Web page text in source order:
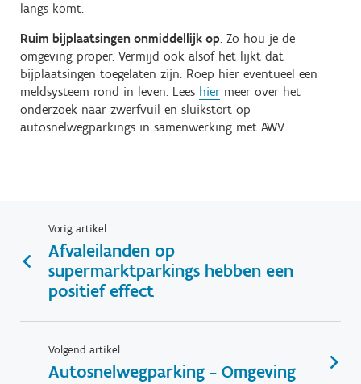
langs komt.
Ruim bijplaatsingen onmiddellijk op. Zo hou je de
omgeving proper. Vermijd ook alsof het lijkt dat
bijplaatsingen toegelaten zijn. Roep hier eventueel een
meldsysteem rond in leven. Lees hier meer over het
onderzoek naar zwerfvuil en sluikstort op
autosnelwegparkings in samenwerking met AWV
Vorig artikel
Afvaleilanden op
supermarktparkings hebben een
positief effect
Volgend artikel
Autosnelwegparking - Omgeving